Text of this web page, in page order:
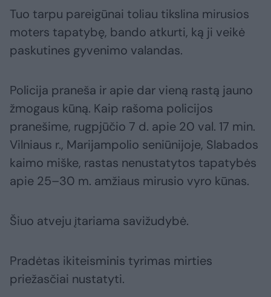
Tuo tarpu pareigūnai toliau tikslina mirusios
moters tapatybę, bando atkurti, ką ji veikė
paskutines gyvenimo valandas.
Policija praneša ir apie dar vieną rastą jauno
žmogaus kūną. Kaip rašoma policijos
pranešime, rugpjūčio 7 d. apie 20 val. 17 min.
Vilniaus r., Marijampolio seniūnijoje, Slabados
kaimo miške, rastas nenustatytos tapatybės
apie 25–30 m. amžiaus mirusio vyro kūnas.
Šiuo atveju įtariama savižudybė.
Pradėtas ikiteisminis tyrimas mirties
priežasčiai nustatyti.